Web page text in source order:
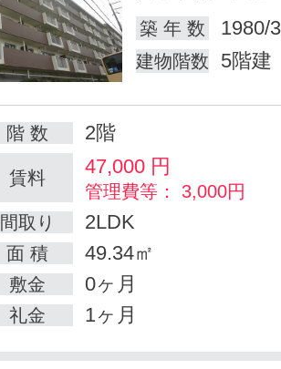
築 年 数
1980/
建物階数 5階建
階 数 2階
賃料 47,000 円
管理費等： 3,000円
間取り
2LDK
面 積 49.34㎡
敷金 0ヶ月
礼金 1ヶ月